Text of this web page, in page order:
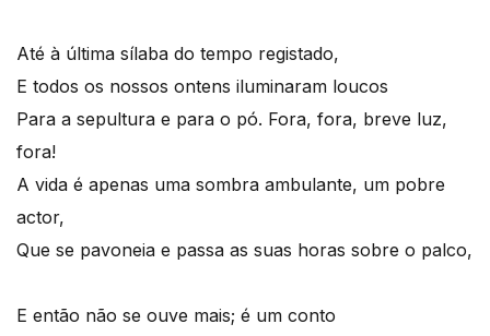
Até à última sílaba do tempo registado,
E todos os nossos ontens iluminaram loucos
Para a sepultura e para o pó. Fora, fora, breve luz,
fora!
A vida é apenas uma sombra ambulante, um pobre
actor,
Que se pavoneia e passa as suas horas sobre o palco,
E então não se ouve mais; é um conto